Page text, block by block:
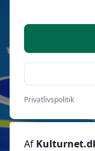
kørekort?
gebyrer
Af
Privatlivspolitik